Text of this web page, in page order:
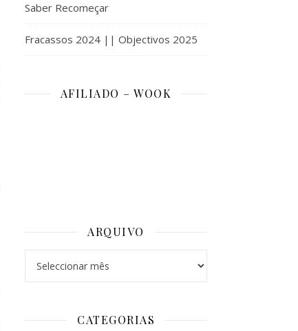
Saber Recomeçar
Fracassos 2024 || Objectivos 2025
AFILIADO – WOOK
ARQUIVO
CATEGORIAS